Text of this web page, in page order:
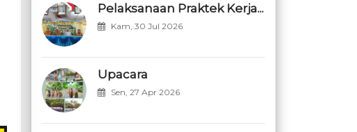
Pelaksanaan Praktek Kerja...
Kam, 30 Jul 2026
Upacara
Sen, 27 Apr 2026